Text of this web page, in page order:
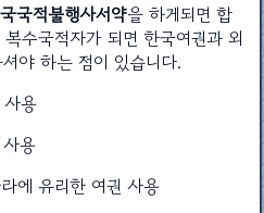
국적불행사서약을 하게되면 합
수국적자가 되면 한국여권과 외
야 하는 점이 있습니다.
용
용
에 유리한 여권 사용